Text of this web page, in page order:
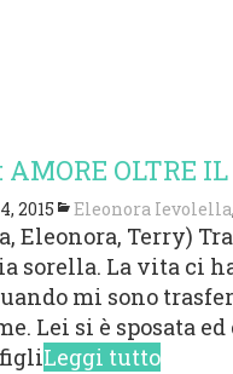
AMORE OLTRE
2015 Eleonora Ievolella,
Eleonora, Terry)
sorella. La vita ci
mi sono
Lei si è sposata
figliLeggi tutto